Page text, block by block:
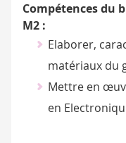
Compétences du
M2 :
Elaborer,
matériaux du
Mettre en
en